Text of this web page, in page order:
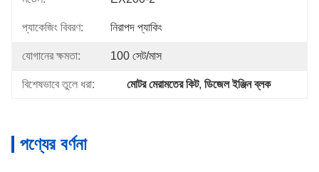
প্যাকেজিং বিবরণ: নিরাপদ প্যাকিং
যোগানের ক্ষমতা: 100 সেট/মাস
বিশেষভাবে তুলে ধরা: মোটর মেরামতের কিট, ডিজেল ইঞ্জিন ব্লক
পণ্যের বর্ণনা